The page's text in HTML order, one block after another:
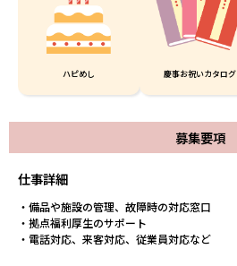
ハピめし 慶事お祝いカタログ
募集要項
仕事詳細
・備品や施設の管理、故障時の対応窓口
・拠点福利厚生のサポート
・電話対応、来客対応、従業員対応など